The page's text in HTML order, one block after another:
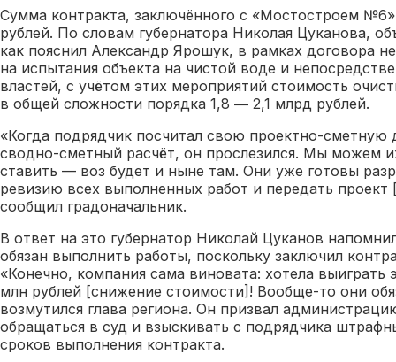
Сумма контракта, заключённого с «Мостостроем
рублей. По словам губернатора Николая Цуканова,
как пояснил Александр Ярошук, в рамках договора
на испытания объекта на чистой воде и
властей, с учётом этих мероприятий стоимость
в общей сложности порядка 1,8 ― 2,1 млрд рублей.
«Когда подрядчик посчитал свою проектно-
сводно-сметный расчёт, он прослезился. Мы можем
ставить — воз будет и ныне там. Они уже готовы
ревизию всех выполненных работ и передать
сообщил градоначальник.
В ответ на это губернатор Николай Цуканов
обязан выполнить работы, поскольку заключил
«Конечно, компания сама виновата: хотела выиграть
млн рублей [снижение стоимости]! Вообще-то они
возмутился глава региона. Он призвал
обращаться в суд и взыскивать с подрядчика
сроков выполнения контракта.